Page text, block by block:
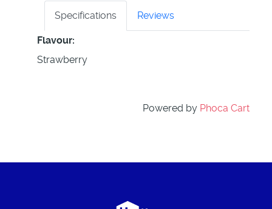
Specifications Reviews
Flavour
Strawberry
Powered by Phoca Cart